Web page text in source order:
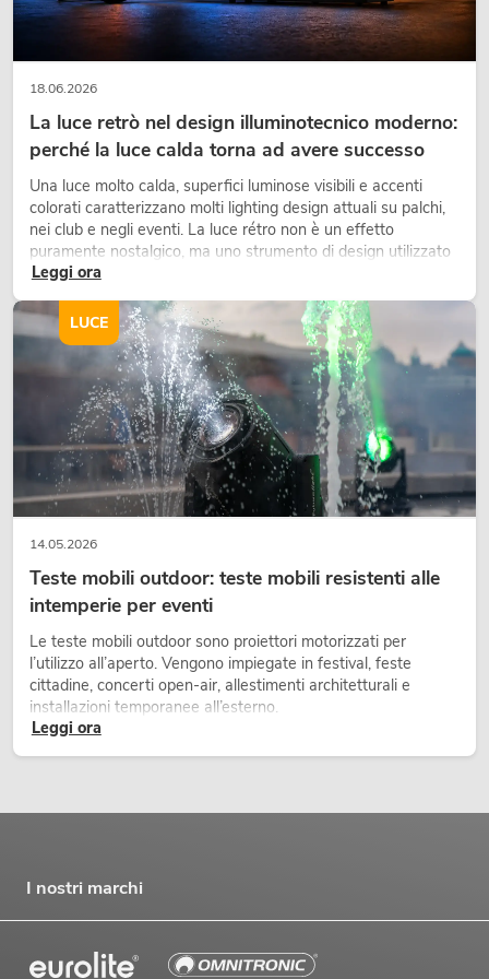
18.06.2026
La luce retrò nel design illuminotecnico moderno:
perché la luce calda torna ad avere successo
Una luce molto calda, superfici luminose visibili e accenti
colorati caratterizzano molti lighting design attuali su palchi,
nei club e negli eventi. La luce rétro non è un effetto
puramente nostalgico, ma uno strumento di design utilizzato
in modo consapevole: crea atmosfera, dona carattere alle
Leggi ora
14.05.2026
Teste mobili outdoor: teste mobili resistenti alle
intemperie per eventi
Le teste mobili outdoor sono proiettori motorizzati per
l’utilizzo all’aperto. Vengono impiegate in festival, feste
cittadine, concerti open-air, allestimenti architetturali e
installazioni temporanee all’esterno.
Leggi ora
LUCE
I nostri marchi